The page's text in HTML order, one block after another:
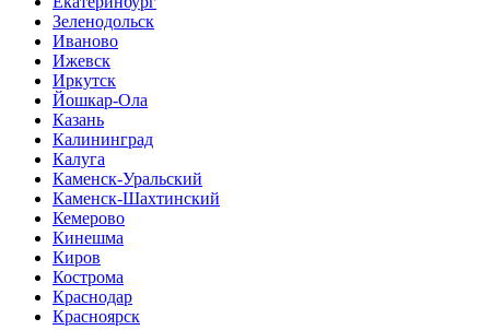
Зеленодольск
Иваново
Ижевск
Иркутск
Йошкар-Ола
Казань
Калининград
Калуга
Каменск-Уральский
Каменск-Шахтинский
Кемерово
Кинешма
Киров
Кострома
Краснодар
Красноярск